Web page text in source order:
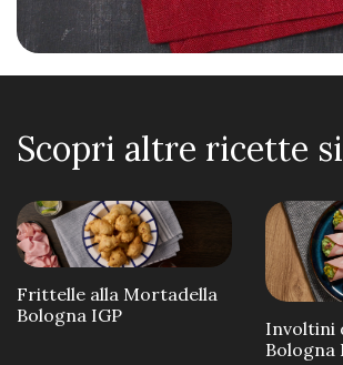
Scopri altre ricette
Frittelle alla Mortadella
Bologna IGP
Involtini
Bologna